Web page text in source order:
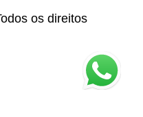
os direitos